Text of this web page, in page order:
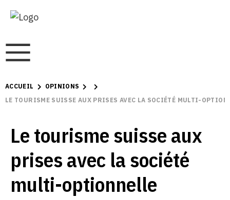
ACCUEIL
OPINIONS
LE TOURISME SUISSE AUX PRISES AVEC LA SOCIÉTÉ MULTI-
Le tourisme suisse aux
prises avec la société
multi-optionnelle